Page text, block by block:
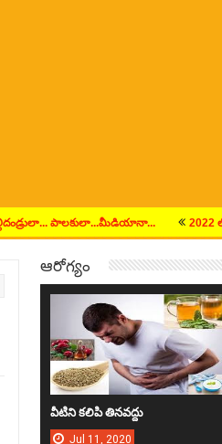
పాలకులా...మీడియానా... 2022 లో
ఆరోగ్యం
వీటిని క‌లిపి తిన‌వ‌ద్దు
Jul 11, 2020